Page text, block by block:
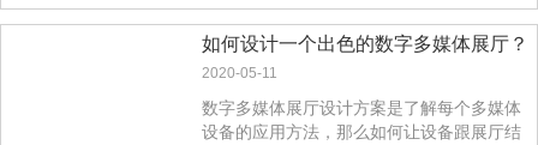
如何设计一个出色的数字多媒体展厅？
2020-05-11
数字多媒体展厅设计方案是了解每个多媒体
设备的应用方法，那么如何让设备跟展厅结